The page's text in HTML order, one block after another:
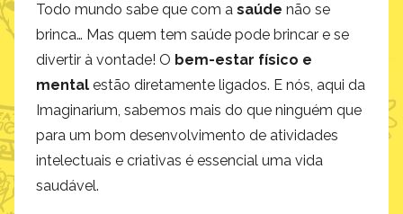
Todo mundo sabe que com a saúde não se
brinca… Mas quem tem saúde pode brincar e se
divertir à vontade! O bem-estar físico e
mental estão diretamente ligados. E nós, aqui da
Imaginarium, sabemos mais do que ninguém que
para um bom desenvolvimento de atividades
intelectuais e criativas é essencial uma vida
saudável.